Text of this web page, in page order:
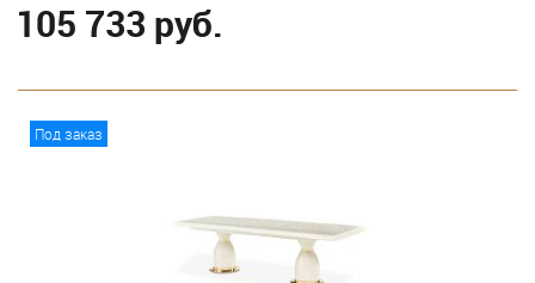
105 733 руб.
Под заказ